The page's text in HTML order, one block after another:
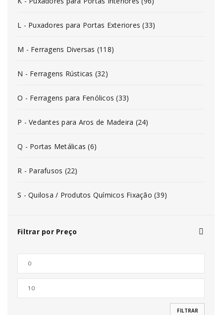
L - Puxadores para Portas Exteriores (33)
M - Ferragens Diversas (118)
N - Ferragens Rústicas (32)
O - Ferragens para Fenólicos (33)
P - Vedantes para Aros de Madeira (24)
Q - Portas Metálicas (6)
R - Parafusos (22)
S - Quilosa / Produtos Químicos Fixação (39)
Filtrar por Preço
FILTRAR